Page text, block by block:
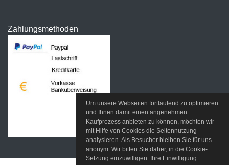
Zahlungsmethoden
Um unsere Webseiten fortlaufend zu optimieren
und Ihnen damit einen angenehmen
Kaufprozess anbieten zu können, möchten wir
mit Hilfe von Cookies die Seitennutzung
analysieren. Als Besucher bleiben Sie für uns
anonym. Wir bitten Sie daher, in die Cookie-
Setzung einzuwilligen. Ihre Einwilligung